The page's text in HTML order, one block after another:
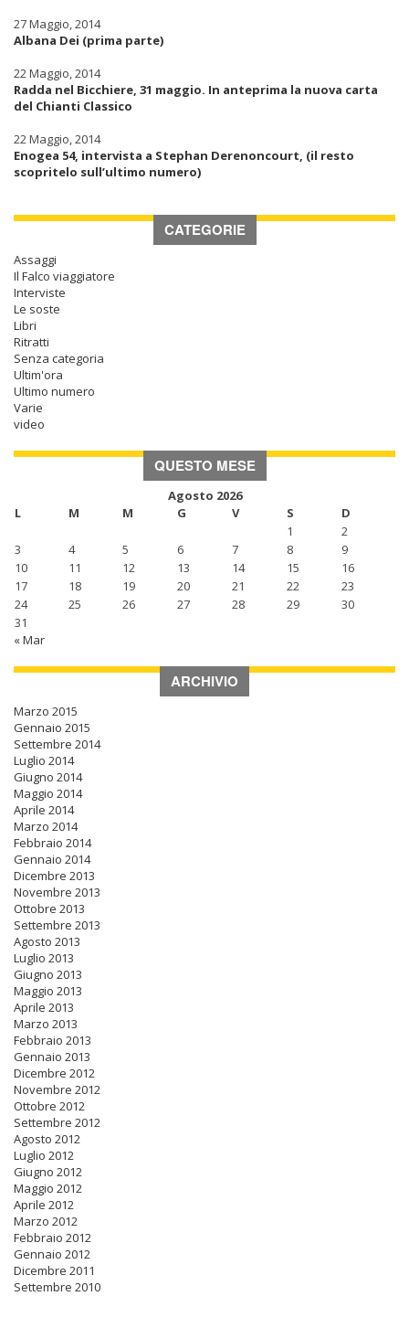
27 Maggio, 2014
Albana Dei (prima parte)
22 Maggio, 2014
Radda nel Bicchiere, 31 maggio. In anteprima la nuova carta
del Chianti Classico
22 Maggio, 2014
Enogea 54, intervista a Stephan Derenoncourt, (il resto
scopritelo sull’ultimo numero)
CATEGORIE
Assaggi
Il Falco viaggiatore
Interviste
Le soste
Libri
Ritratti
Senza categoria
Ultim'ora
Ultimo numero
Varie
video
QUESTO MESE
Agosto 2026
L
M M G V S
D
1
2
3
4 5 6 7 8
9
10
11 12 13 14 15
16
17
18 19 20 21 22
23
24
25 26 27 28 29
30
31
« Mar
ARCHIVIO
Marzo 2015
Gennaio 2015
Settembre 2014
Luglio 2014
Giugno 2014
Maggio 2014
Aprile 2014
Marzo 2014
Febbraio 2014
Gennaio 2014
Dicembre 2013
Novembre 2013
Ottobre 2013
Settembre 2013
Agosto 2013
Luglio 2013
Giugno 2013
Maggio 2013
Aprile 2013
Marzo 2013
Febbraio 2013
Gennaio 2013
Dicembre 2012
Novembre 2012
Ottobre 2012
Settembre 2012
Agosto 2012
Luglio 2012
Giugno 2012
Maggio 2012
Aprile 2012
Marzo 2012
Febbraio 2012
Gennaio 2012
Dicembre 2011
Settembre 2010